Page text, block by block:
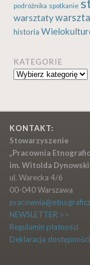
podróżnika spotkanie
warsztaty
historia
KATEGORIE
Kategorie
KONTAKT:
Stowarzyszenie
„Pracownia
im. Witolda
ul. Warecka 4/6
00-040 Warszawa
NEWSLETTER >>
Regulamin płatności
Deklaracja dostępności